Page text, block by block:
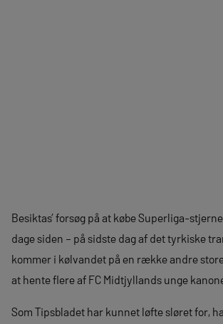
Besiktas’ forsøg på at købe Superliga-
dage siden – på sidste dag af det tyrkiske
kommer i kølvandet på en række andre
at hente flere af FC Midtjyllands unge
Som Tipsbladet har kunnet løfte sløret for,